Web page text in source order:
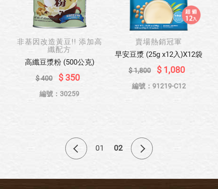
非基因改造黃豆!! 添加高
纖配方
高纖豆漿粉 (500公克)
$ 400 $ 350
編號：30259
賣場熱銷冠軍
早安豆漿 (25g x12入)X12袋
$ 1,800 $ 1,080
編號：91219-C12
01 02